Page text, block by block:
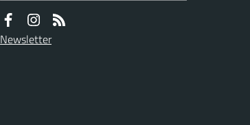
Newsletter